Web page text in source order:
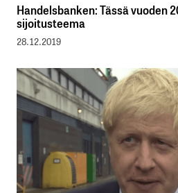
Handelsbanken: Tässä vuoden
sijoitusteema
28.12.2019